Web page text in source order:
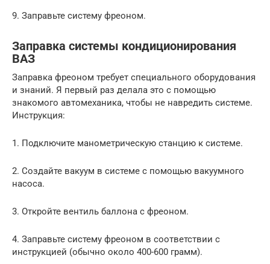
9. Заправьте систему фреоном.
Заправка системы кондиционирования
ВАЗ
Заправка фреоном требует специального оборудования
и знаний. Я первый раз делала это с помощью
знакомого автомеханика, чтобы не навредить системе.
Инструкция:
1. Подключите манометрическую станцию к системе.
2. Создайте вакуум в системе с помощью вакуумного
насоса.
3. Откройте вентиль баллона с фреоном.
4. Заправьте систему фреоном в соответствии с
инструкцией (обычно около 400-600 грамм).